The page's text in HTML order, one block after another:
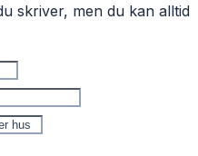
skriver, men du kan alltid